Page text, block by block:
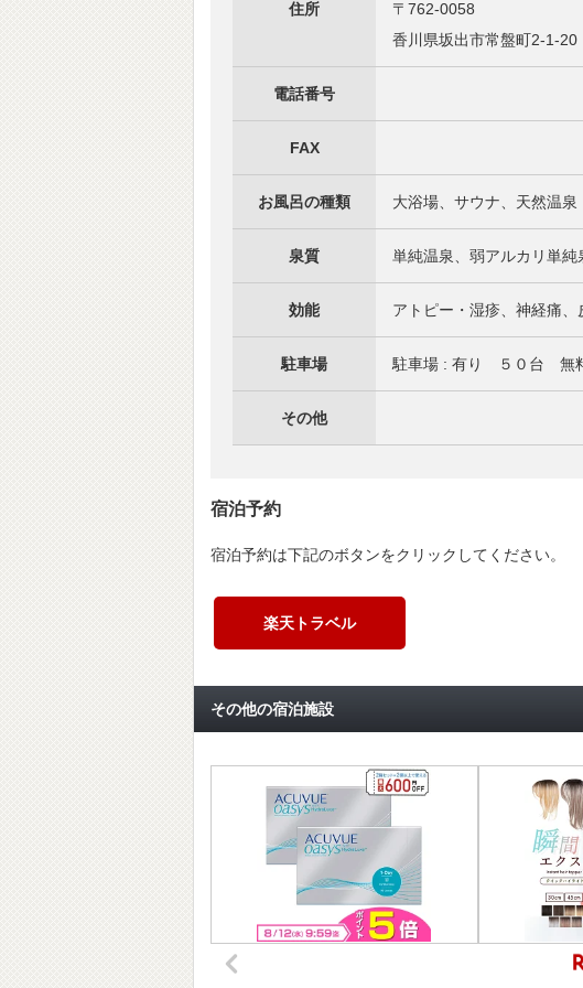
住所
〒762-0058
香川県坂出市常盤町2-1-20
電話番号
FAX
お風呂の種類 大浴場、サウナ、天然温泉
泉質 単純温泉、弱アルカリ単純
効能 アトピー・湿疹、神経痛、
駐車場 駐車場 : 有り ５０台 無
その他
宿泊予約
宿泊予約は下記のボタンをクリックしてください。
楽天トラベル
その他の宿泊施設